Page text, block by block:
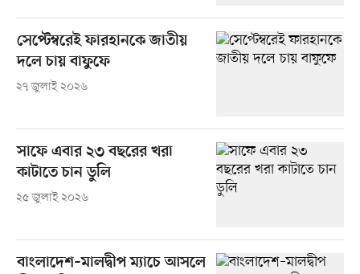
সেপ্টেম্বরেই ফারহানকে জাতীয়
দলে চায় বাফুফে
২৭ জুলাই ২০২৬
সাফে এবার ২৩ বছরের খরা
কাটাতে চান ডুলি
২৫ জুলাই ২০২৬
বাংলাদেশ–মালদ্বীপ ম্যাচে আসলে